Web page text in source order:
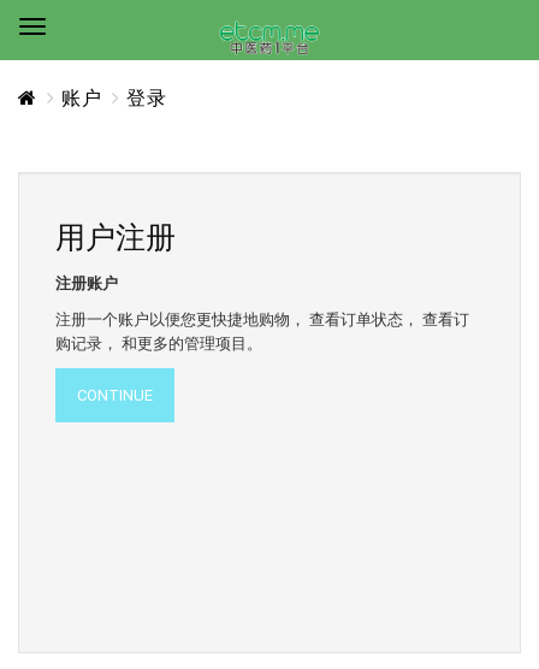
账户 登录
用户注册
注册账户
注册一个账户以便您更快捷地购物， 查看订单状态， 查看订
购记录， 和更多的管理项目。
CONTINUE